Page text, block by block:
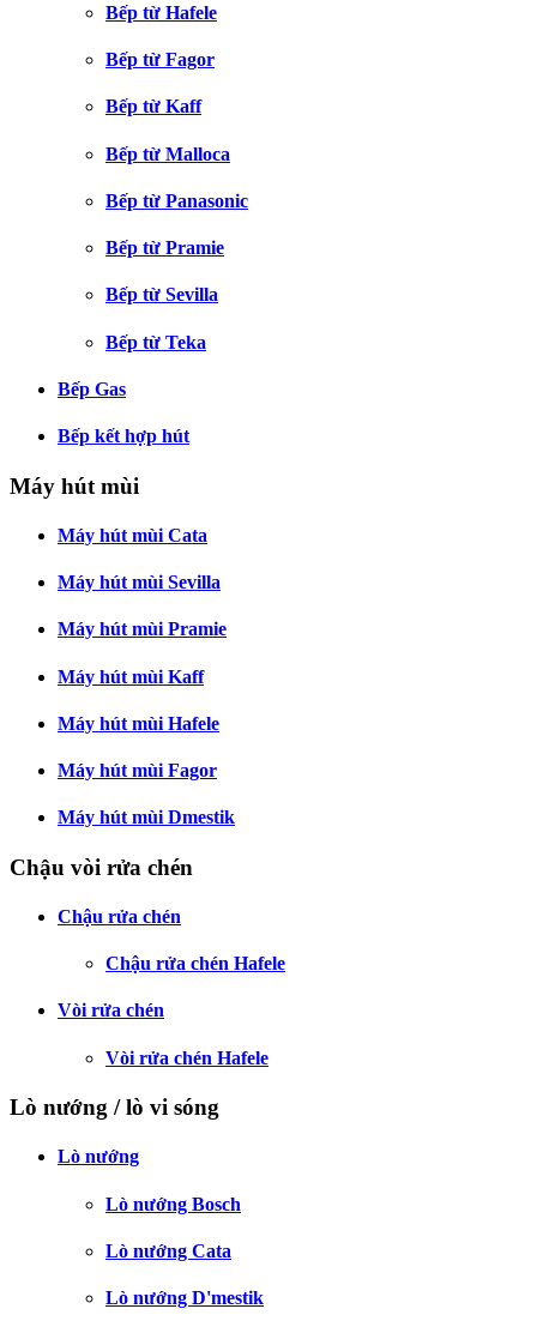
Bếp từ Hafele
Bếp từ Fagor
Bếp từ Kaff
Bếp từ Malloca
Bếp từ Panasonic
Bếp từ Pramie
Bếp từ Sevilla
Bếp từ Teka
Bếp Gas
Bếp kết hợp hút
Máy hút mùi
Máy hút mùi Cata
Máy hút mùi Sevilla
Máy hút mùi Pramie
Máy hút mùi Kaff
Máy hút mùi Hafele
Máy hút mùi Fagor
Máy hút mùi Dmestik
Chậu vòi rửa chén
Chậu rửa chén
Chậu rửa chén Hafele
Vòi rửa chén
Vòi rửa chén Hafele
Lò nướng / lò vi sóng
Lò nướng
Lò nướng Bosch
Lò nướng Cata
Lò nướng D'mestik